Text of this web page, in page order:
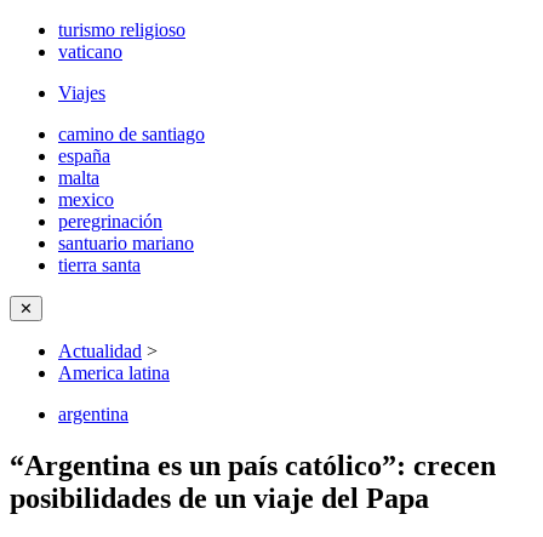
turismo religioso
vaticano
Viajes
camino de santiago
españa
malta
mexico
peregrinación
santuario mariano
tierra santa
✕
Actualidad >
America latina
argentina
“Argentina es un país católico”: crecen
posibilidades de un viaje del Papa